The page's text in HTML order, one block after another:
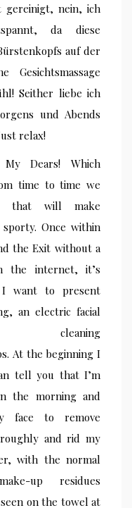
gereinigt, nein, ich
da diese
auf der
Seither liebe ich
und Abends
relax!
Dears! Which
time to time we
that will make
Once within
the Exit without a
the internet, it’s
I want to present
an electric facial
cleaning
s. At the beginning I
tell you that I’m
the morning and
face to remove
ughly and rid my
with the normal
up residues
on the towel at